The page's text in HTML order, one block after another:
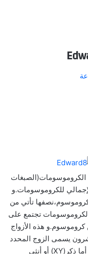
للكروموسومات.و
المعلوم إن الإنسان الطبيعي لديه 46 كروموسوم،نصفها تأتي من
تجتمع على
هذه الأزواج
و العشرون يسمى الزوج المحدد
للجنس لأنه على ضوءه يتحد جنس الجنين أما ذكر(XY) أو أنثى